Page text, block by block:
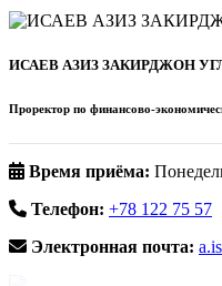
ИСАЕВ АЗИЗ ЗАКИРДЖОН
Проректор по финансово-
Время приёма:
Телефон: +78 122 75 57
Электронная почта: